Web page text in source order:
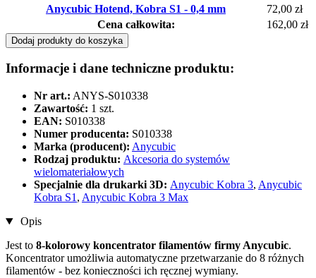
Anycubic Hotend, Kobra S1 - 0,4 mm
72,00 zł
Cena całkowita:
162,00 zł
Dodaj produkty do koszyka
Informacje i dane techniczne produktu:
Nr art.: ANYS-S010338
Zawartość: 1 szt.
EAN: S010338
Numer producenta: S010338
Marka (producent): Anycubic
Rodzaj produktu: Akcesoria do systemów
wielomateriałowych
Specjalnie dla drukarki 3D: Anycubic Kobra 3, Anycubic
Kobra S1 , Anycubic Kobra 3 Max
Opis
Jest to 8-kolorowy koncentrator filamentów firmy Anycubic.
Koncentrator umożliwia automatyczne przetwarzanie do 8 różnych
filamentów - bez konieczności ich ręcznej wymiany.